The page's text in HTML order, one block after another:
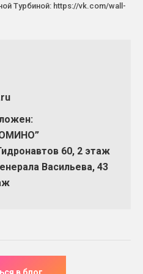
Турбиной: https://vk.com/wall-
60, 2 этаж
Васильева, 43